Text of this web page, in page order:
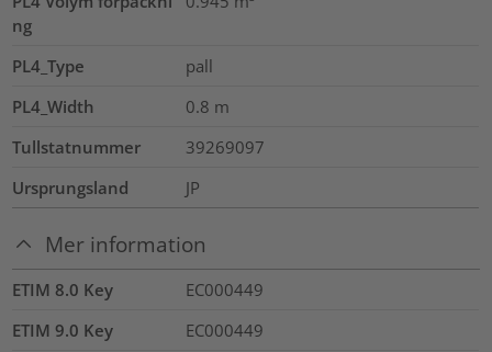
ng
PL4_Type
pall
PL4_Width
0.8 m
Tullstatnummer
39269097
Ursprungsland
JP
Mer information
ETIM 8.0 Key
EC000449
ETIM 9.0 Key
EC000449